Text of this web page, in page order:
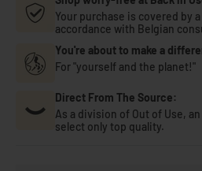
Your purchase is covered by
accordance with Belgian
You're about to make a
For "yourself and the planet!"
Direct From The Source:
As a division of Out of Use,
select only top quality.